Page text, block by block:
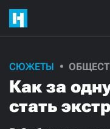
СЮЖЕТЫ
Как за
статьЕжемесячно